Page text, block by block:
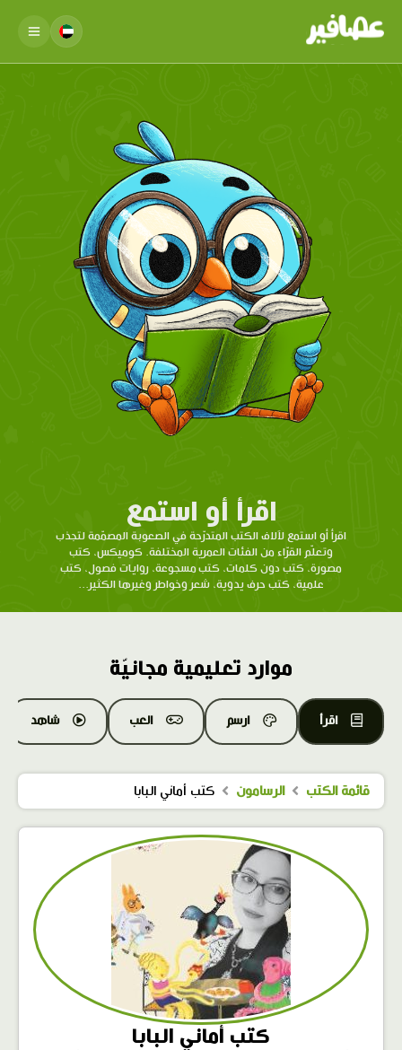
اقرأ أو استمع
اقرأ أو استمع لآلاف الكتب المتدرّحة في الصعوبة المصمّمة لتجذب
وتعلّم القرّاء من الفئات العمرية المختلفة. كوميكس، كتب
مصورة، كتب دون كلمات، كتب مسجوعة، روايات فصول، كتب
علمية، كتب حرف يدوية، شعر وخواطر وغيرها الكثير...
موارد تعليمية مجانيّة
اقرأ ارسم العب شاهد
قائمة الكتب الرسامون كتب أماني البابا
كتب أماني البابا